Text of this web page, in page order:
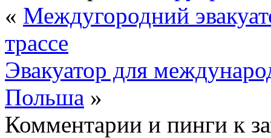
« Междугородний
трассе
Эвакуатор для
Польша »
Комментарии и пинги к